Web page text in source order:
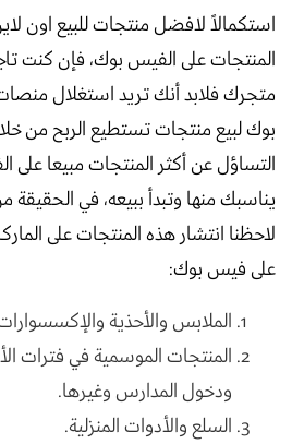
استكمالاً لافضل منتجات للبيع اون
المنتجات على الفيس بوك، فإن كنت
متجرك فلابد أنك تريد استغلال
بوك لبيع منتجات تستطيع الربح من
التساؤل عن أكثر المنتجات مبيعا
يناسبك منها وتبدأ ببيعه، في
على فيس بوك:
الملابس والأحذية
المنتجات الموسمية في فترات
ودخول المدارس وغيرها.
السلع والأدوات المنزلية.